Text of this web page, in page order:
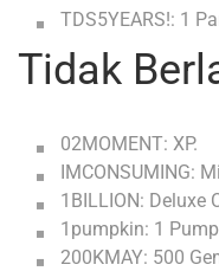
TDS5YEARS!: 1
Tidak
02MOMENT: XP.
IMCONSUMING:
1BILLION: Deluxe
1pumpkin: 1
200KMAY: 500